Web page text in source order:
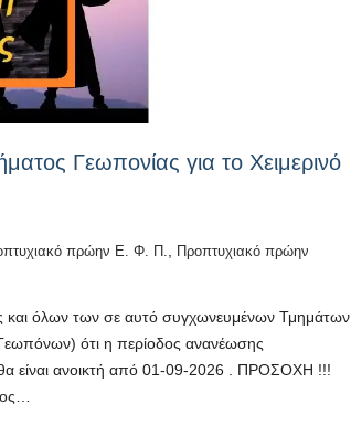
Γεωπονίας για το Χειμερινό
πρώην Ε. Φ. Π.
Προπτυχιακό πρώην
και όλων των σε αυτό συγχωνευμένων Τμημάτων
ότι η περίοδος ανανέωσης
είναι ανοικτή από 01-09-2026 . ΠΡΟΣΟΧΗ !!!